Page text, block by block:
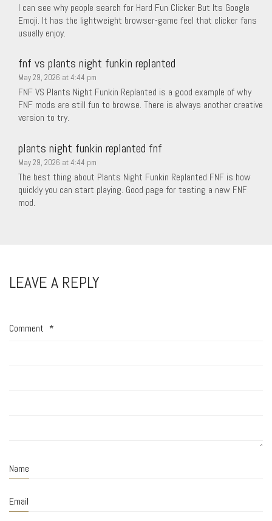
I can see why people search for Hard Fun Clicker But Its Google
Emoji. It has the lightweight browser-game feel that clicker fans
usually enjoy.
fnf vs plants night funkin replanted
May 29, 2026 at 4:44 pm
FNF VS Plants Night Funkin Replanted is a good example of why
FNF mods are still fun to browse. There is always another creative
version to try.
plants night funkin replanted fnf
May 29, 2026 at 4:44 pm
The best thing about Plants Night Funkin Replanted FNF is how
quickly you can start playing. Good page for testing a new FNF
mod.
LEAVE A REPLY
Comment *
Name
Email